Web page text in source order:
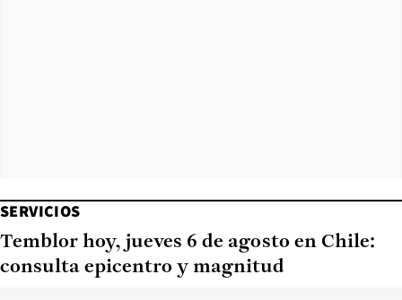
SERVICIOS
Temblor hoy, jueves 6 de agosto en Chile:
consulta epicentro y magnitud